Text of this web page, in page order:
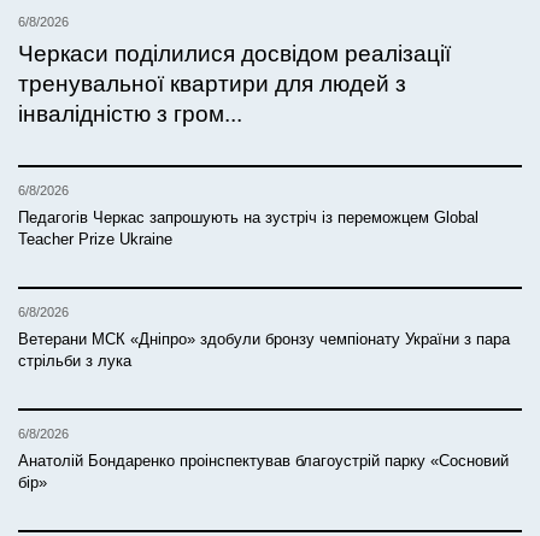
6/8/2026
Черкаси поділилися досвідом реалізації
тренувальної квартири для людей з
інвалідністю з гром...
6/8/2026
Педагогів Черкас запрошують на зустріч із переможцем Global
Teacher Prize Ukraine
6/8/2026
Ветерани МСК «Дніпро» здобули бронзу чемпіонату України з пара
стрільби з лука
6/8/2026
Анатолій Бондаренко проінспектував благоустрій парку «Сосновий
бір»